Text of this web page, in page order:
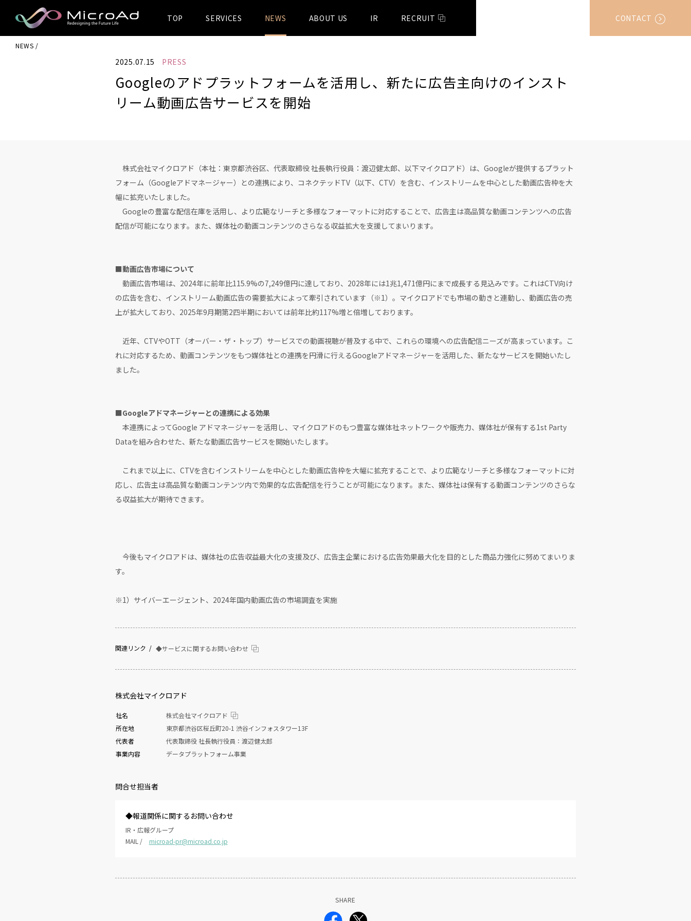
MicroAd -
Redesigning
the Future Life
TOP SERVICES NEWS ABOUT US IR RECRUIT CONTACT
NEWS
2025.07.15 PRESS
Googleのアドプラットフォームを活用し、新たに広告主向けのインスト
リーム動画広告サービスを開始
株式会社マイクロアド（本社：東京都渋谷区、代表取締役 社長執行役員：渡辺健太郎、以下マイクロアド）は、Googleが提供するプラット
フォーム（Googleアドマネージャー）との連携により、コネクテッドTV（以下、CTV）を含む、インストリームを中心とした動画広告枠を大
幅に拡充いたしました。
Googleの豊富な配信在庫を活用し、より広範なリーチと多様なフォーマットに対応することで、広告主は高品質な動画コンテンツへの広告
配信が可能になります。また、媒体社の動画コンテンツのさらなる収益拡大を支援してまいります。
■動画広告市場について
動画広告市場は、2024年に前年比115.9%の7,249億円に達しており、2028年には1兆1,471億円にまで成長する見込みです。これはCTV向け
の広告を含む、インストリーム動画広告の需要拡大によって牽引されています（※1）。マイクロアドでも市場の動きと連動し、動画広告の売
上が拡大しており、2025年9月期第2四半期においては前年比約117%増と倍増しております。
近年、CTVやOTT（オーバー・ザ・トップ）サービスでの動画視聴が普及する中で、これらの環境への広告配信ニーズが高まっています。こ
れに対応するため、動画コンテンツをもつ媒体社との連携を円滑に行えるGoogleアドマネージャーを活用した、新たなサービスを開始いたし
ました。
■Googleアドマネージャーとの連携による効果
本連携によってGoogle アドマネージャーを活用し、マイクロアドのもつ豊富な媒体社ネットワークや販売力、媒体社が保有する1st Party
Dataを組み合わせた、新たな動画広告サービスを開始いたします。
これまで以上に、CTVを含むインストリームを中心とした動画広告枠を大幅に拡充することで、より広範なリーチと多様なフォーマットに対
応し、広告主は高品質な動画コンテンツ内で効果的な広告配信を行うことが可能になります。また、媒体社は保有する動画コンテンツのさらな
る収益拡大が期待できます。
今後もマイクロアドは、媒体社の広告収益最大化の支援及び、広告主企業における広告効果最大化を目的とした商品力強化に努めてまいりま
す。
※1）サイバーエージェント、2024年国内動画広告の市場調査を実施
関連リンク ◆サービスに関するお問い合わせ
株式会社マイクロアド
社名
株式会社マイクロアド
所在地
東京都渋谷区桜丘町20-1 渋谷インフォスタワー13F
代表者
代表取締役 社長執行役員：渡辺健太郎
事業内容
データプラットフォーム事業
問合せ担当者
◆報道関係に関するお問い合わせ
IR・広報グループ
MAIL /
microad-pr@microad.co.jp
SHARE